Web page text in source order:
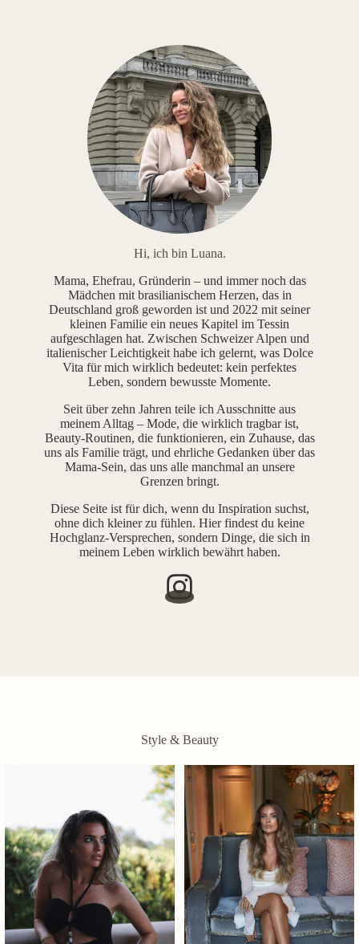
Hi, ich bin Luana.
Mama, Ehefrau, Gründerin – und immer noch das
Mädchen mit brasilianischem Herzen, das in
Deutschland groß geworden ist und 2022 mit seiner
kleinen Familie ein neues Kapitel im Tessin
aufgeschlagen hat. Zwischen Schweizer Alpen und
italienischer Leichtigkeit habe ich gelernt, was Dolce
Vita für mich wirklich bedeutet: kein perfektes
Leben, sondern bewusste Momente.
Seit über zehn Jahren teile ich Ausschnitte aus
meinem Alltag – Mode, die wirklich tragbar ist,
Beauty-Routinen, die funktionieren, ein Zuhause, das
uns als Familie trägt, und ehrliche Gedanken über das
Mama-Sein, das uns alle manchmal an unsere
Grenzen bringt.
Diese Seite ist für dich, wenn du Inspiration suchst,
ohne dich kleiner zu fühlen. Hier findest du keine
Hochglanz-Versprechen, sondern Dinge, die sich in
meinem Leben wirklich bewährt haben.
Style & Beauty